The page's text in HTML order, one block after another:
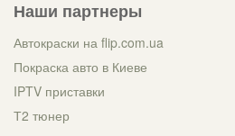
Наши партнеры
Автокраски на flip.com.ua
Покраска авто в Киеве
IPTV приставки
Т2 тюнер